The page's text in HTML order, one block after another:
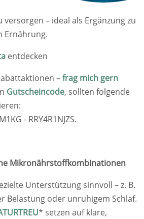
– ideal als Ergänzung zu
Ernährung.
entdecken
–frag mich gern
Gutscheincode, sollten folgende
- RRY4R1NJZS.
Mikronährstoffkombinationen
Unterstützung sinnvoll – z. B.
Belastung oder unruhigem Schlaf.
* setzen auf klare,